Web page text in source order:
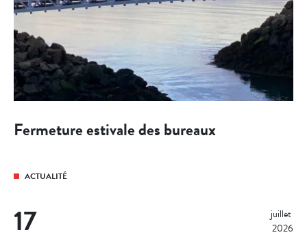
Fermeture estivale des bureaux
ACTUALITÉ
17
juillet
2026